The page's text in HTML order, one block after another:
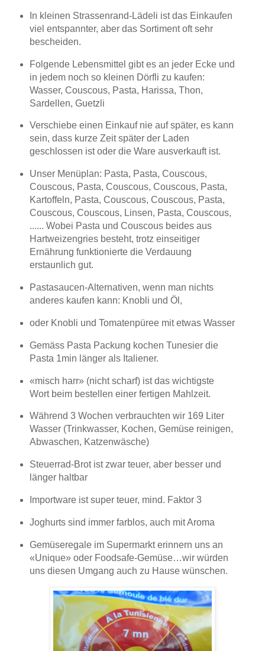
In kleinen Strassenrand-Lädeli ist das Einkaufen
viel entspannter, aber das Sortiment oft sehr
bescheiden.
Folgende Lebensmittel gibt es an jeder Ecke und
in jedem noch so kleinen Dörfli zu kaufen:
Wasser, Couscous, Pasta, Harissa, Thon,
Sardellen, Guetzli
Verschiebe einen Einkauf nie auf später, es kann
sein, dass kurze Zeit später der Laden
geschlossen ist oder die Ware ausverkauft ist.
Unser Menüplan: Pasta, Pasta, Couscous,
Couscous, Pasta, Couscous, Couscous, Pasta,
Kartoffeln, Pasta, Couscous, Couscous, Pasta,
Couscous, Couscous, Linsen, Pasta, Couscous,
...... Wobei Pasta und Couscous beides aus
Hartweizengries besteht, trotz einseitiger
Ernährung funktionierte die Verdauung
erstaunlich gut.
Pastasaucen-Alternativen, wenn man nichts
anderes kaufen kann: Knobli und Öl,
oder Knobli und Tomatenpüree mit etwas Wasser
Gemäss Pasta Packung kochen Tunesier die
Pasta 1min länger als Italiener.
«misch harr» (nicht scharf) ist das wichtigste
Wort beim bestellen einer fertigen Mahlzeit.
Während 3 Wochen verbrauchten wir 169 Liter
Wasser (Trinkwasser, Kochen, Gemüse reinigen,
Abwaschen, Katzenwäsche)
Steuerrad-Brot ist zwar teuer, aber besser und
länger haltbar
Importware ist super teuer, mind. Faktor 3
Joghurts sind immer farblos, auch mit Aroma
Gemüseregale im Supermarkt erinnern uns an
«Unique» oder Foodsafe-Gemüse…wir würden
uns diesen Umgang auch zu Hause wünschen.